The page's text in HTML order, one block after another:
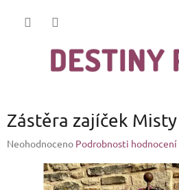
Zástěra zajíček Misty
Průměrné
produktu
Neohodnoceno Podrobnosti hodnocení